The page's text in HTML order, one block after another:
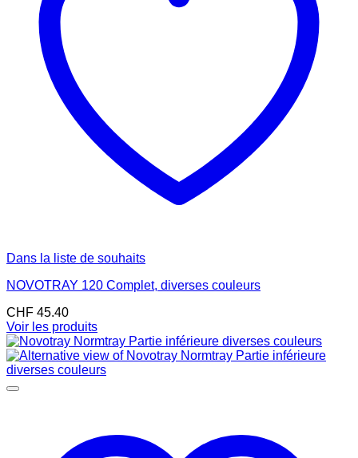
Dans la liste de souhaits
NOVOTRAY 120 Complet, diverses couleurs
CHF 45.40
Voir les produits